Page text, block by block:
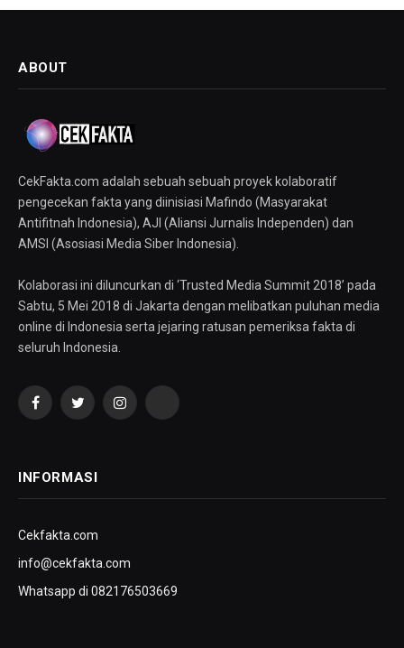
ABOUT
CekFakta.com adalah sebuah sebuah proyek kolaboratif
pengecekan fakta yang diinisiasi Mafindo (Masyarakat
Antifitnah Indonesia), AJI (Aliansi Jurnalis Independen) dan
AMSI (Asosiasi Media Siber Indonesia).
Kolaborasi ini diluncurkan di ‘Trusted Media Summit 2018’ pada
Sabtu, 5 Mei 2018 di Jakarta dengan melibatkan puluhan media
online di Indonesia serta jejaring ratusan pemeriksa fakta di
seluruh Indonesia.
FacebookTwitterInstagramYouTube
INFORMASI
Cekfakta.com
info@cekfakta.com
Whatsapp di 082176503669